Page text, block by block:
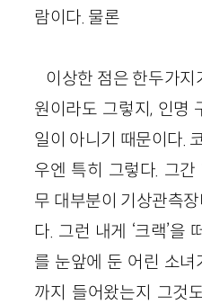
람이다. 물론
이상한 점은 한두가지
원이라도 그렇지, 인명
일이 아니기 때문이다.
우엔 특히 그렇다. 그
무 대부분이 기상관측
다. 그런 내게 ‘크랙’을
를 눈앞에 둔 어린 소녀
까지 들어왔는지 그것